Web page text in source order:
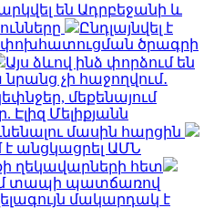
են Ադրբեջանի և
Ընդլայնվել է
ծրագրի
Այս ձևով ինձ փորձում են
նրանց չի հաջողվում․
մեքենայում
Մելիքյանն
մասին հարցին
անցկացրել ԱՄՆ
ղեկավարների հետ
տապի պատճառով
մակարդակ է